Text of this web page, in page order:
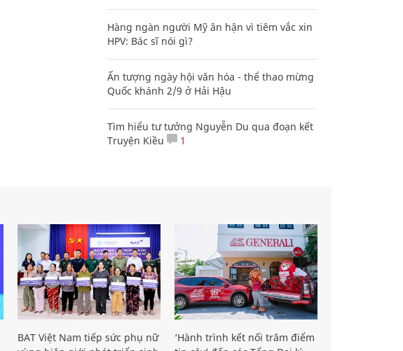
Hàng ngàn người Mỹ ân hận vì tiêm vắc xin
HPV: Bác sĩ nói gì?
Ấn tượng ngày hội văn hóa - thể thao mừng
Quốc khánh 2/9 ở Hải Hậu
Tìm hiểu tư tưởng Nguyễn Du qua đoạn kết
Truyện Kiều
1
BAT Việt Nam tiếp sức phụ nữ
‘Hành trình kết nối trăm điểm